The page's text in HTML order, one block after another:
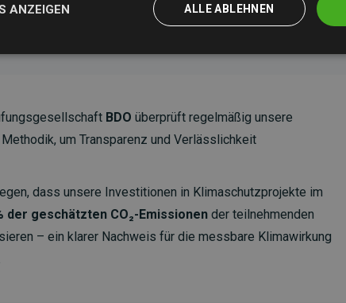
BDO überprüft regelmäßig unsere
um Transparenz und Verlässlichkeit
dass unsere Investitionen in Klimaschutzprojekte im
der geschätzten CO₂-Emissionen der teilnehmenden
– ein klarer Nachweis für die messbare Klimawirkung
ALLE ABLEHNEN
ANZEIGEN